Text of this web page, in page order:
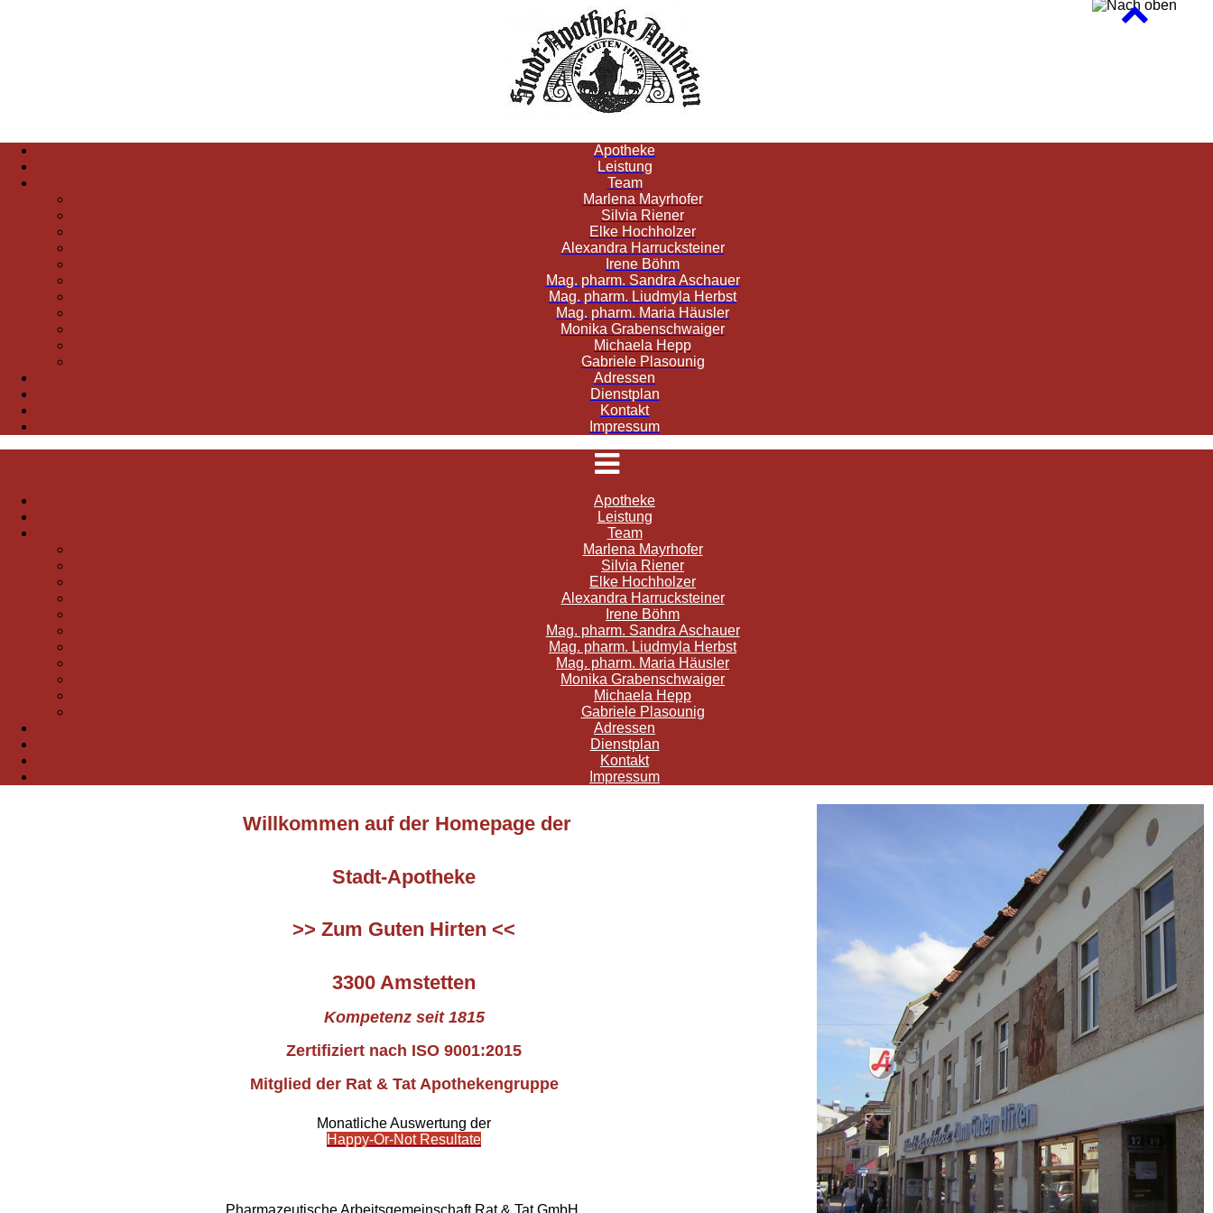
Apotheke
Leistung
Team
Marlena Mayrhofer
Silvia Riener
Elke Hochholzer
Alexandra Harrucksteiner
Irene Böhm
Mag. pharm. Sandra Aschauer
Mag. pharm. Liudmyla Herbst
Mag. pharm. Maria Häusler
Monika Grabenschwaiger
Michaela Hepp
Gabriele Plasounig
Adressen
Dienstplan
Kontakt
Impressum
Apotheke
Leistung
Team
Marlena Mayrhofer
Silvia Riener
Elke Hochholzer
Alexandra Harrucksteiner
Irene Böhm
Mag. pharm. Sandra Aschauer
Mag. pharm. Liudmyla Herbst
Mag. pharm. Maria Häusler
Monika Grabenschwaiger
Michaela Hepp
Gabriele Plasounig
Adressen
Dienstplan
Kontakt
Impressum
Willkommen auf der Homepage der
Stadt-Apotheke
>> Zum Guten Hirten <<
3300 Amstetten
Kompetenz seit 1815
Zertifiziert nach ISO 9001:2015
Mitglied der Rat & Tat Apothekengruppe
Monatliche Auswertung der
Happy-Or-Not Resultate
Pharmazeutische Arbeitsgemeinschaft Rat & Tat GmbH.